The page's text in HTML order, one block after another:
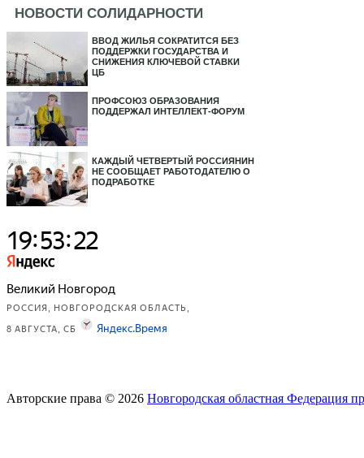
НОВОСТИ СОЛИДАРНОСТИ
ВВОД ЖИЛЬЯ СОКРАТИТСЯ БЕЗ
ПОДДЕРЖКИ ГОСУДАРСТВА И
СНИЖЕНИЯ КЛЮЧЕВОЙ СТАВКИ
ЦБ
ПРОФСОЮЗ ОБРАЗОВАНИЯ
ПОДДЕРЖАЛ ИНТЕЛЛЕКТ-ФОРУМ
КАЖДЫЙ ЧЕТВЕРТЫЙ РОССИЯНИН
НЕ СООБЩАЕТ РАБОТОДАТЕЛЮ О
ПОДРАБОТКЕ
Авторские права © 2026 Новгородская областная Федерация